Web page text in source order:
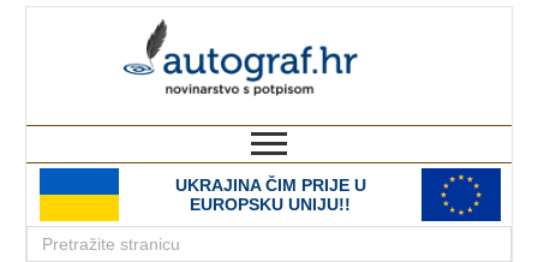
UKRAJINA ČIM PRIJE U
EUROPSKU UNIJU!!